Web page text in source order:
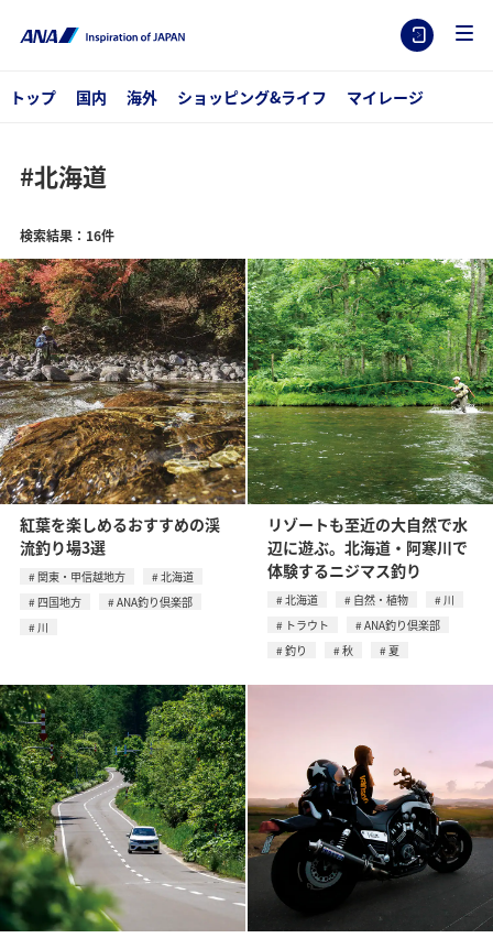
トップ 国内 海外 ショッピング&ライフ マイレージ
#北海道
検索結果：16件
紅葉を楽しめるおすすめの渓
流釣り場3選
関東・甲信越地方
北海道
四国地方
ANA釣り倶楽部
川
リゾートも至近の大自然で水
辺に遊ぶ。北海道・阿寒川で
体験するニジマス釣り
北海道 自然・植物
川
トラウト
ANA釣り倶楽部
釣り
秋 夏